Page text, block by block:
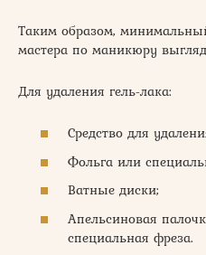
Таким образом,
мастера по маникюру
Для удаления гель-лака:
Средство для
Фольга или
Ватные диски;
Апельсиновая
специальная фреза.